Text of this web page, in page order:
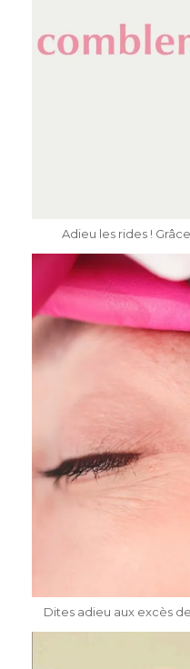
Adieu les rides !
Dites adieu aux excès